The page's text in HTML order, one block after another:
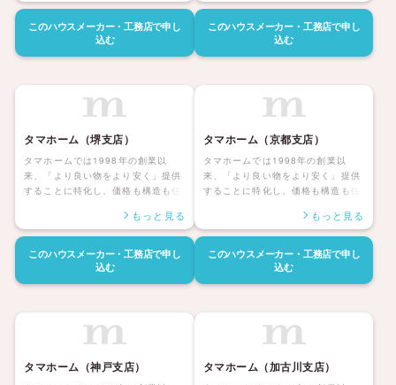
ています。災害にも強く家族みんな
が健康で安心して暮らせる家、アフ
ターサポートも自社社員にて対応し
フ、ハッピーホーム」を展開してい
このハウスメーカー・工務店で申し
込む
ています。災害にも強く家族みんな
が健康で安心して暮らせる家、アフ
ターサポートも自社社員にて対応し
フ、ハッピーホーム」を展開してい
このハウスメーカー・工務店で申し
込む
タマホーム（堺支店）
タマホームでは1998年の創業以
来、「より良い物をより安く」提供
することに特化し、価格も構造も住
る「大安心の家シリーズ」を展開し
ています。災害にも強く家族みんな
が健康で安心して暮らせる家、アフ
ターサポートも自社社員にて対応し
フ、ハッピーホーム」を展開してい
もっと見る
このハウスメーカー・工務店で申し
込む
タマホーム（京都支店）
タマホームでは1998年の創業以
来、「より良い物をより安く」提供
することに特化し、価格も構造も住
る「大安心の家シリーズ」を展開し
ています。災害にも強く家族みんな
が健康で安心して暮らせる家、アフ
ターサポートも自社社員にて対応し
フ、ハッピーホーム」を展開してい
もっと見る
このハウスメーカー・工務店で申し
込む
タマホーム（神戸支店） タマホーム（加古川支店）